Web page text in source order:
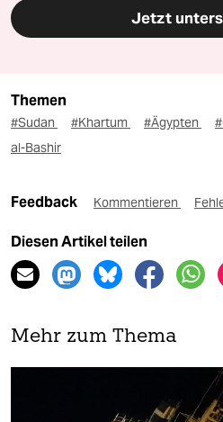
Jetzt
Themen
#Sudan #Khartum #Ägypten
al-Bashir
Feedback Kommentieren
Diesen Artikel teilen
Mehr zum Thema